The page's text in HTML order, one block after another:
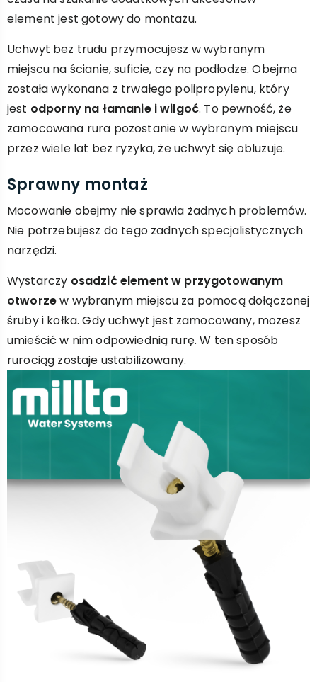
element jest gotowy do montażu.
Uchwyt bez trudu przymocujesz w wybranym
miejscu na ścianie, suficie, czy na podłodze. Obejma
została wykonana z trwałego polipropylenu, który
jest odporny na łamanie i wilgoć. To pewność, że
zamocowana rura pozostanie w wybranym miejscu
przez wiele lat bez ryzyka, że uchwyt się obluzuje.
Sprawny montaż
Mocowanie obejmy nie sprawia żadnych problemów.
Nie potrzebujesz do tego żadnych specjalistycznych
narzędzi.
Wystarczy osadzić element w przygotowanym
otworzew wybranym miejscu za pomocą dołączonej
śruby i kołka. Gdy uchwyt jest zamocowany, możesz
umieścić w nim odpowiednią rurę. W ten sposób
rurociąg zostaje ustabilizowany.